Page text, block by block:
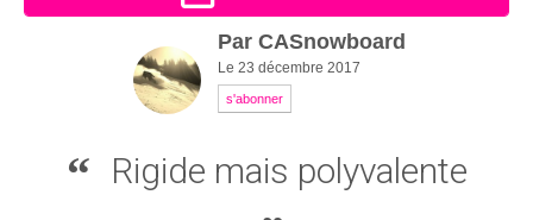
Par CASnowboard
Le 23 décembre 2017
s'abonner
Rigide mais polyvalente